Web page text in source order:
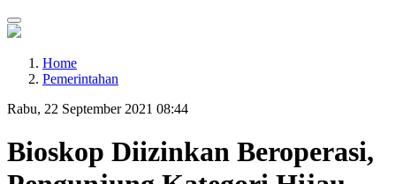
Home
Pemerintahan
Rabu, 22 September 2021 08:44
Bioskop Diizinkan Beroperasi,